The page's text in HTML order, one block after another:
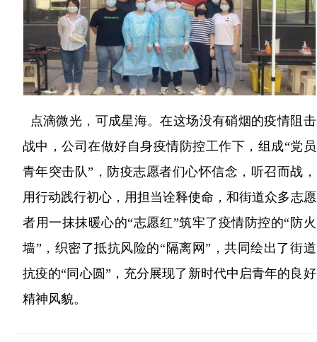
点滴微光，可成星海。在这场没有硝烟的疫情阻击
战中，公司在做好自身疫情防控工作下，组成“党员
青年突击队”，防疫志愿者们心怀信念，听召而战，
用行动践行初心，用担当诠释使命，和街道众多志愿
者用一抹抹暖心的“志愿红”筑牢了疫情防控的“防火
墙”，织密了抵抗风险的“隔离网”，共同绘出了街道
抗疫的“同心圆”，充分展现了新时代中启青年的良好
精神风貌。